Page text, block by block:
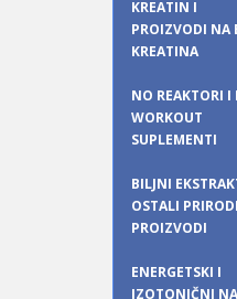
KREATIN I
PROIZVODI NA
KREATINA
NO REAKTORI I
WORKOUT
SUPLEMENTI
BILJNI
OSTALI
PROIZVODI
ENERGETSKI I
IZOTONIČNI